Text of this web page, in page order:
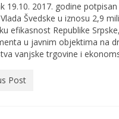
19.10. 2017. godine
Švedske u iznosu 2,9
efikasnost Republike
u javnim objektima na
vanjske trgovine i
Post